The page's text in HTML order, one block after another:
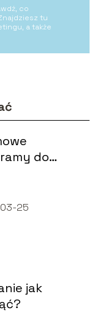
co
tu
a także
do
25
jak